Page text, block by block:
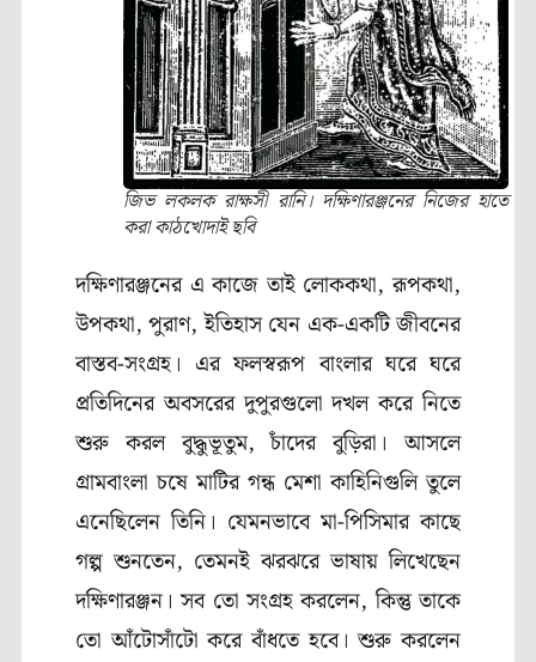
জিভ লকলক রাক্ষসী রানি। দক্ষিণারঞ্জনের নিজের হাতে
করা কাঠখোদাই ছবি
দক্ষিণারঞ্জনের এ কাজে তাই লোককথা,রূপকথা,
উপকথা,পুরাণ,ইতিহাস যেন এক-একটি জীবনের
বাস্তব-সংগ্রহ। এর ফলস্বরূপ বাংলার ঘরে ঘরে
প্রতিদিনের অবসরের দুপুরগুলো দখল করে নিতে
শুরু করল বুদ্ধুভূতুম,চাঁদের বুড়িরা। আসলে
গ্রামবাংলা চষে মাটির গন্ধ মেশা কাহিনিগুলি তুলে
এনেছিলেন তিনি। যেমনভাবে মা-পিসিমার কাছে
গল্প শুনতেন, তেমনই ঝরঝরে ভাষায় লিখেছেন
দক্ষিণারঞ্জন। সব তো সংগ্রহ করলেন,কিন্তু তাকে
তো আঁটোসাঁটো করে বাঁধতে হবে। শুরু করলেন